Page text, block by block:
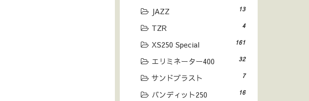
JAZZ 13
TZR 4
XS250 Special 161
エリミネーター400 32
サンドブラスト 7
バンディット250 16